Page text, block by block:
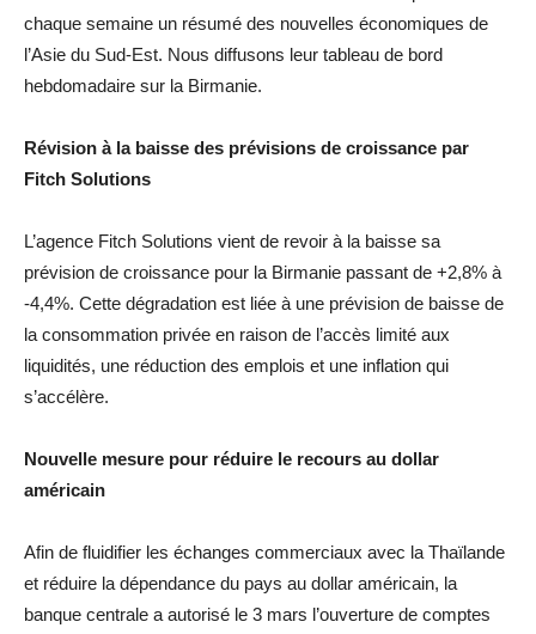
chaque semaine un résumé des nouvelles économiques de
l’Asie du Sud-Est. Nous diffusons leur tableau de bord
hebdomadaire sur la Birmanie.
Révision à la baisse des prévisions de croissance par
Fitch Solutions
L’agence Fitch Solutions vient de revoir à la baisse sa
prévision de croissance pour la Birmanie passant de +2,8% à
-4,4%. Cette dégradation est liée à une prévision de baisse de
la consommation privée en raison de l’accès limité aux
liquidités, une réduction des emplois et une inflation qui
s’accélère.
Nouvelle mesure pour réduire le recours au dollar
américain
Afin de fluidifier les échanges commerciaux avec la Thaïlande
et réduire la dépendance du pays au dollar américain, la
banque centrale a autorisé le 3 mars l’ouverture de comptes